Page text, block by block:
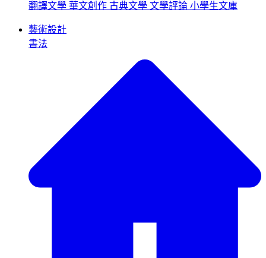
翻譯文學 華文創作 古典文學 文學評論 小學生文庫
藝術設計
書法